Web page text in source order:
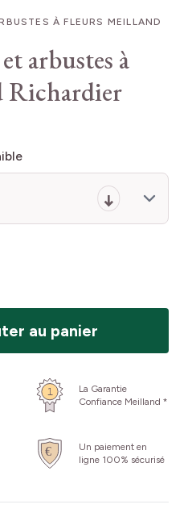
À FLEURS MEILLAND
arbustes à
Richardier
au panier
La Garantie
Confiance Meilland *
Un paiement en
ligne 100% sécurisé